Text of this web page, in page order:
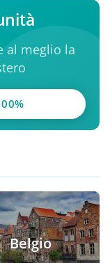
al meglio la
Belgio